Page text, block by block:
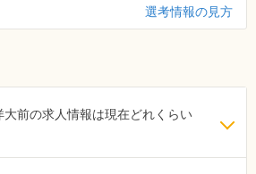
選考情報の見方
前の求人情報は現在どれくらい